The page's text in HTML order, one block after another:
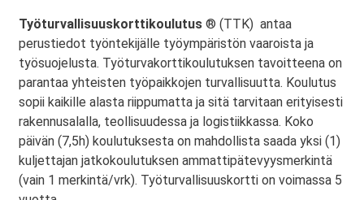
Työturvallisuuskorttikoulutus ® (TTK) antaa
perustiedot työntekijälle työympäristön vaaroista ja
työsuojelusta. Työturvakorttikoulutuksen tavoitteena on
parantaa yhteisten työpaikkojen turvallisuutta. Koulutus
sopii kaikille alasta riippumatta ja sitä tarvitaan erityisesti
rakennusalalla, teollisuudessa ja logistiikkassa. Koko
päivän (7,5h) koulutuksesta on mahdollista saada yksi (1)
kuljettajan jatkokoulutuksen ammattipätevyysmerkintä
(vain 1 merkintä/vrk). Työturvallisuuskortti on voimassa 5